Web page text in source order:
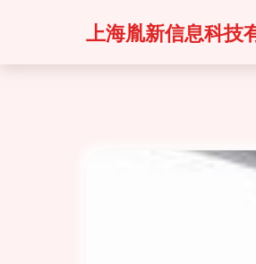
上海胤新信息科技